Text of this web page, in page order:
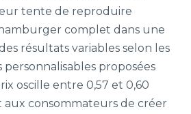
tente de reproduire
hamburger complet dans une
résultats variables selon les
personnalisables proposées
oscille entre 0,57 et 0,60
consommateurs de créer